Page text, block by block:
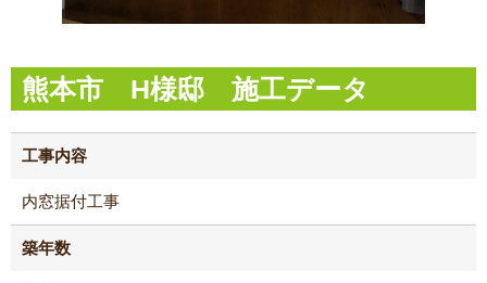
熊本市 H様邸 施工データ
工事内容
内窓据付工事
築年数